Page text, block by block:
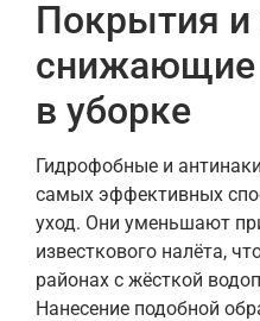
Покрытия и
снижающие
в уборке
Гидрофобные и
самых эффективных
уход. Они уменьшают
известкового налёта,
районах с жёсткой
Нанесение подобной